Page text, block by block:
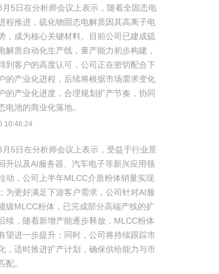
月5日在分析师会议上表示，随着全固态电
程推进，硫化物固态电解质因其高离子电
，成为核心关键材料。目前公司已建成硫
解质自动化生产线，量产能力初步构建，
到客户的高度认可，公司正在密切配合下
的产业化进程，后续将根据市场需求变化
的产业化进度，合理规划扩产节奏，协同
电池的商业化落地。
10:46:24
月5日在分析师会议上表示，受益于行业景
升以及AI服务器、汽车电子等新兴应用领
动，公司上半年MLCC介质粉体销量实现
为更好满足下游客户需求，公司针对AI服
级MLCC粉体，已完成部分高端产线的扩
续，随着新增产能逐步释放，MLCC粉体
望进一步提升；同时，公司将持续跟踪市
，适时推进扩产计划，确保供给能力与市
配。